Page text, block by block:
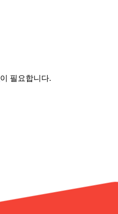
이 필요합니다.